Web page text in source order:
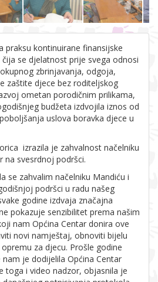
praksu kontinuirane finansijske
se djelatnost prije svega odnosi
zbrinjavanja, odgoja,
zaštite djece bez roditeljskog
ometan porodičnim prilikama,
budžeta izdvojila iznos od
uslova boravka djece u
izrazila je zahvalnost načelniku
na svesrdnoj podršci.
se zahvalim načelniku Mandiću i
podršci u radu našeg
godine izdvaja značajna
pokazuje senzibilitet prema našim
nam Općina Centar donira ove
novi namještaj, obnoviti bijelu
za djecu. Prošle godine
je dodijelila Općina Centar
toga i video nadzor, objasnila je